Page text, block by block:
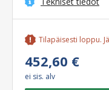
Tilapäisesti loppu.
452,60 €
ei sis. alv